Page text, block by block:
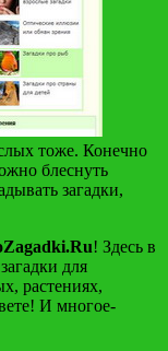
тоже. Конечно
блеснуть
загадки,
! Здесь в
для
растениях,
И многое-